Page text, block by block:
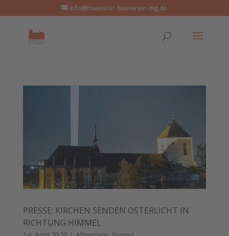
info@muenster-bauverein-mg.de
PRESSE: KIRCHEN SENDEN OSTERLICHT IN
RICHTUNG HIMMEL